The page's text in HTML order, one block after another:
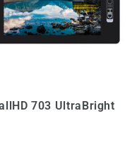
703 UltraBright